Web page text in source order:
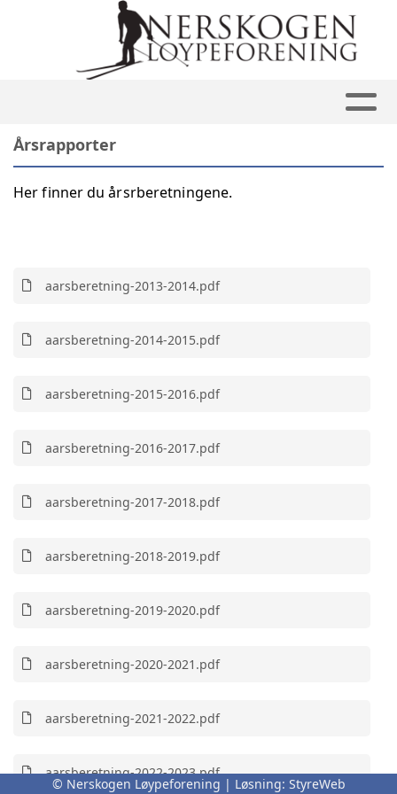
Årsrapporter
Her finner du årsrberetningene.
aarsberetning-2013-2014.pdf
aarsberetning-2014-2015.pdf
aarsberetning-2015-2016.pdf
aarsberetning-2016-2017.pdf
aarsberetning-2017-2018.pdf
aarsberetning-2018-2019.pdf
aarsberetning-2019-2020.pdf
aarsberetning-2020-2021.pdf
aarsberetning-2021-2022.pdf
aarsberetning-2022-2023.pdf
© Nerskogen Løypeforening | Løsning: StyreWeb